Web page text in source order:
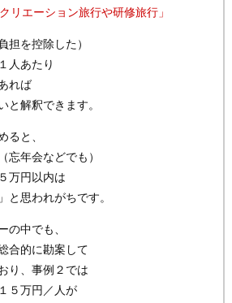
リエーション旅行や研修旅行」
担を控除した）
人あたり
れば
と解釈できます。
ると、
忘年会などでも）
万円以内は
と思われがちです。
の中でも、
合的に勘案して
り、事例２では
５万円／人が